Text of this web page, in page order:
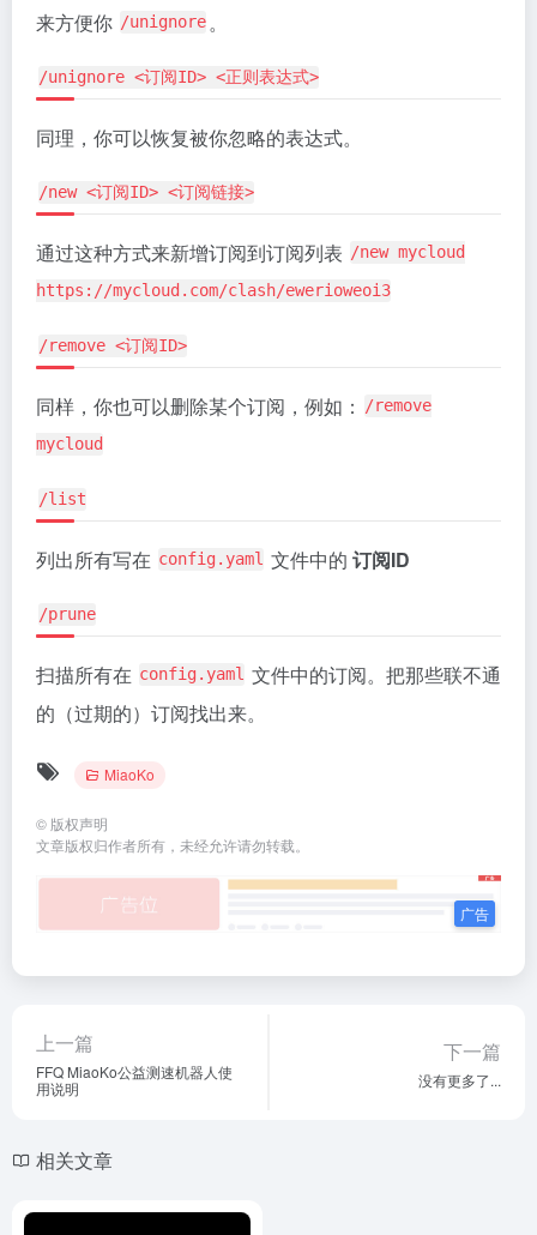
来方便你 /unignore 。
/unignore <订阅ID> <正则表达式>
同理，你可以恢复被你忽略的表达式。
/new <订阅ID> <订阅链接>
通过这种方式来新增订阅到订阅列表 /new mycloud
https://mycloud.com/clash/ewerioweoi3
/remove <订阅ID>
同样，你也可以删除某个订阅，例如：
/remove
mycloud
/list
列出所有写在 config.yaml 文件中的 订阅ID
/prune
扫描所有在 config.yaml 文件中的订阅。把那些联不通
的（过期的）订阅找出来。
MiaoKo
© 版权声明
文章版权归作者所有，未经允许请勿转载。
上一篇
FFQ MiaoKo公益测速机器人使
用说明
下一篇
没有更多了...
相关文章